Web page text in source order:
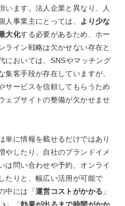
います。法人企業と異なり、人
人事業主にとっては、
より少な
大化する必要があるため、ホー
ライン戦略は欠かせない存在と
においては、SNSやマッチング
集客手段が存在していますが、
サービスを信頼してもらうため
ェブサイトの整備が欠かせませ
単に情報を載せるだけではあり
やしたり、自社のブランドイメ
は問い合わせや予約、オンライ
たりと、幅広い活用が可能で
中には「運営コストがかかる 」